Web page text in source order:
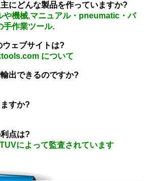
にどんな製品を作っていますか?
や機械,マニュアル・pneumatic・バ
手作業ツール.
ェブサイトは?
について
出できるのですか?
すか?
点は?
によって監査されています